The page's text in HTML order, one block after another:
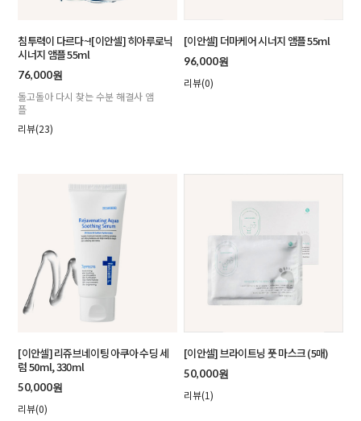
침투력이 다르다~![이안셀] 히아루로닉
시너지 앰플 55ml
76,000원
돌고돌아 다시 찾는 수분 해결사 앰
플
리뷰(23)
[이안셀] 더마케어 시너지 앰플 55ml
96,000원
리뷰(0)
[이안셀] 리쥬브네이팅 아쿠아 수딩 세
럼 50ml, 330ml
50,000원
리뷰(0)
[이안셀] 브라이트닝 풋 마스크 (5매)
50,000원
리뷰(1)